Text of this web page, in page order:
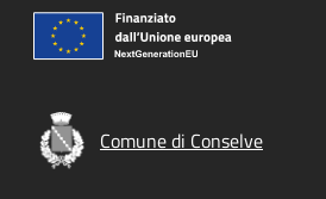
Comune di Conselve